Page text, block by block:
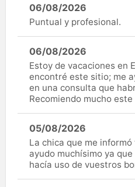
06/08/2026
Puntual y profesional.
06/08/2026
Estoy de vacaciones en
encontré este sitio; me
en una consulta que
Recomiendo mucho
05/08/2026
La chica que me
ayudo muchísimo ya
hacía uso de vuestros